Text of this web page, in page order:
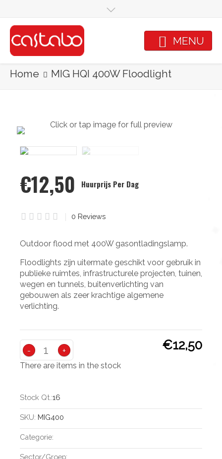
MENU
Home MIG HQI 400W Floodlight
Click or tap image for full preview
€12,50 Huurprijs Per Dag
0 Star 0 Reviews
Outdoor flood met 400W gasontladingslamp.
Floodlights zijn uitermate geschikt voor gebruik in
publieke ruimtes, infrastructurele projecten, tuinen,
wegen en tunnels, buitenverlichting van
gebouwen als zeer krachtige algemene
verlichting.
- +
There are items in the stock
€12,50
Stock Qt.:16
SKU: MIG400
Categorie:
Sector/groep: